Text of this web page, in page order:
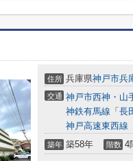
住所 兵庫県神戸市兵
交通 神戸市西神・山
神鉄有馬線 「 長
神戸高速東西線
築年 築58年 階数 4